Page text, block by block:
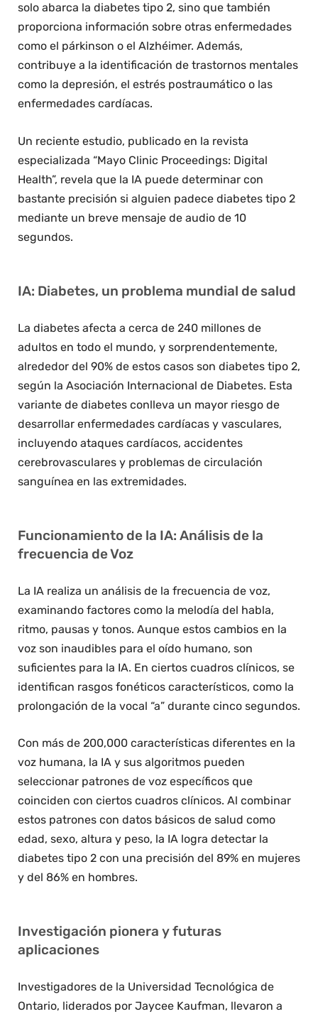
solo abarca la diabetes tipo 2, sino que también
proporciona información sobre otras enfermedades
como el párkinson o el Alzhéimer. Además,
contribuye a la identificación de trastornos mentales
como la depresión, el estrés postraumático o las
enfermedades cardíacas.
Un reciente estudio, publicado en la revista
especializada “Mayo Clinic Proceedings: Digital
Health”, revela que la IA puede determinar con
bastante precisión si alguien padece diabetes tipo 2
mediante un breve mensaje de audio de 10
segundos.
IA: Diabetes, un problema mundial de salud
La diabetes afecta a cerca de 240 millones de
adultos en todo el mundo, y sorprendentemente,
alrededor del 90% de estos casos son diabetes tipo 2,
según la Asociación Internacional de Diabetes. Esta
variante de diabetes conlleva un mayor riesgo de
desarrollar enfermedades cardíacas y vasculares,
incluyendo ataques cardíacos, accidentes
cerebrovasculares y problemas de circulación
sanguínea en las extremidades.
Funcionamiento de la IA: Análisis de la
frecuencia de Voz
La IA realiza un análisis de la frecuencia de voz,
examinando factores como la melodía del habla,
ritmo, pausas y tonos. Aunque estos cambios en la
voz son inaudibles para el oído humano, son
suficientes para la IA. En ciertos cuadros clínicos, se
identifican rasgos fonéticos característicos, como la
prolongación de la vocal “a” durante cinco segundos.
Con más de 200,000 características diferentes en la
voz humana, la IA y sus algoritmos pueden
seleccionar patrones de voz específicos que
coinciden con ciertos cuadros clínicos. Al combinar
estos patrones con datos básicos de salud como
edad, sexo, altura y peso, la IA logra detectar la
diabetes tipo 2 con una precisión del 89% en mujeres
y del 86% en hombres.
Investigación pionera y futuras
aplicaciones
Investigadores de la Universidad Tecnológica de
Ontario, liderados por Jaycee Kaufman, llevaron a